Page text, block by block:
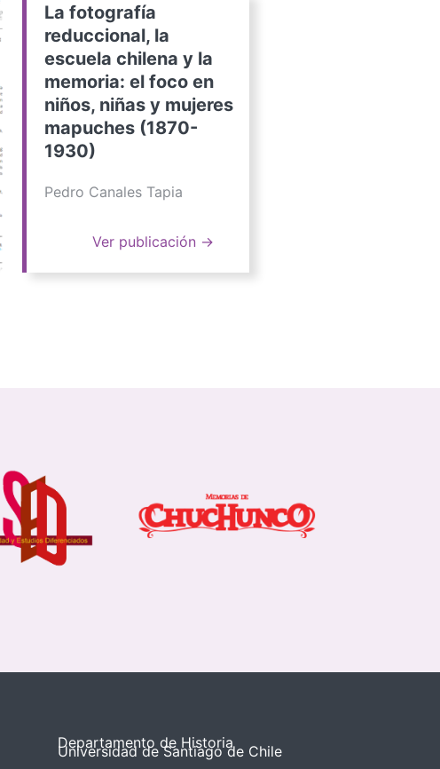
La fotografía
reduccional, la
escuela chilena y la
memoria: el foco en
niños, niñas y mujeres
mapuches (1870-
1930)
Pedro Canales Tapia
Ver publicación →
Departamento de Historia
Universidad de Santiago de Chile